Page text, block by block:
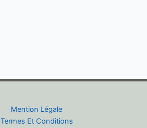
Mention Légale
Termes Et Conditions